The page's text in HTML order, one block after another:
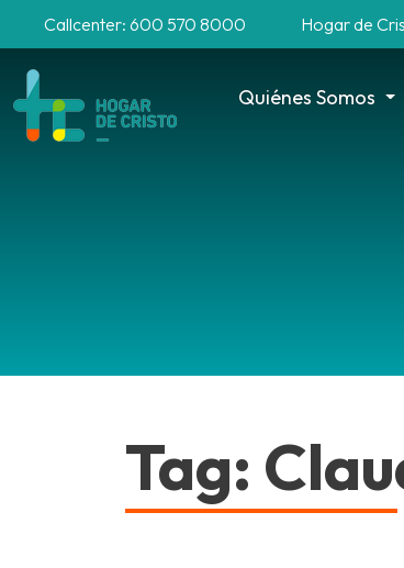
Callcenter: 600 570 8000 Hogar de
Quiénes Somos
Tag: